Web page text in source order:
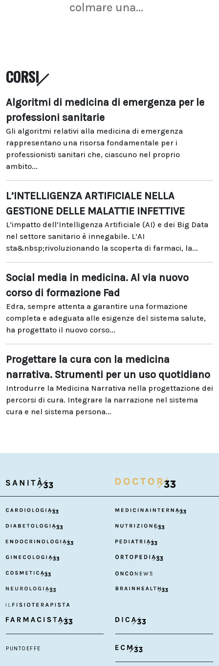
colmare una...
CORSI
Algoritmi di medicina di emergenza per le
professioni sanitarie
Gli algoritmi relativi alla medicina di emergenza
rappresentano una risorsa fondamentale per i
professionisti sanitari che, ciascuno nel proprio
ambito...
L’INTELLIGENZA ARTIFICIALE NELLA
GESTIONE DELLE MALATTIE INFETTIVE
L’impatto dell’Intelligenza Artificiale (AI) e dei Big Data
nel settore sanitario è innegabile. L’AI
sta&nbsp;rivoluzionando la scoperta di farmaci, la...
Social media in medicina. Al via nuovo
corso di formazione Fad
Edra, sempre attenta a garantire una formazione
completa e adeguata alle esigenze del sistema salute,
ha progettato il nuovo corso...
Progettare la cura con la medicina
narrativa. Strumenti per un uso quotidiano
Introdurre la Medicina Narrativa nella progettazione dei
percorsi di cura. Integrare la narrazione nel sistema
cura e nel sistema persona...